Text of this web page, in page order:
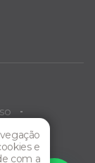
e
com a